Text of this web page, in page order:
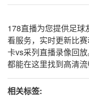
178直播为您提供足球
看服务，实时更新比
卡vs采列直播录像回
都能在这里找到高清
相关标签: